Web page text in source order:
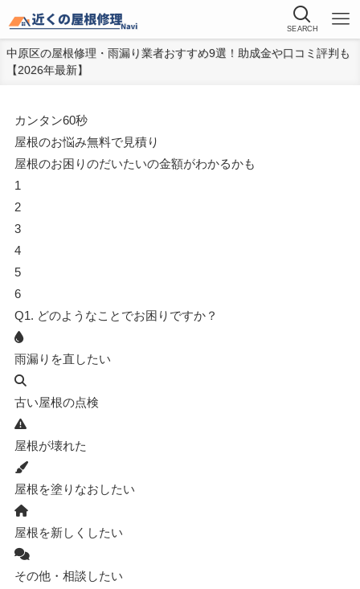
SEARCH
中原区の屋根修理・雨漏り業者おすすめ9選！助成金や口コミ評判も
【2026年最新】
カンタン60秒
屋根のお悩み無料で見積り
屋根のお困りのだいたいの金額がわかるかも
1
2
3
4
5
6
Q1. どのようなことでお困りですか？
雨漏りを直したい
古い屋根の点検
屋根が壊れた
屋根を塗りなおしたい
屋根を新しくしたい
その他・相談したい